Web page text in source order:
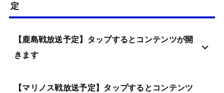
定
【鹿島戦放送予定】タップするとコンテンツが開
きます
【マリノス戦放送予定】タップするとコンテンツ